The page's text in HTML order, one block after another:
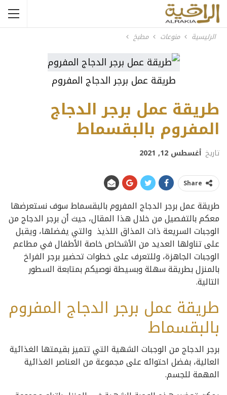
الرئيسية منوعات مطبخ
طريقة عمل برجر الدجاج المفروم
طريقة عمل برجر الدجاج
المفروم بالبقسماط
تاريخ أغسطس 12, 2021
Share
طريقة عمل برجر الدجاج المفروم بالبقسماط سوف نستعرضها
معكم بالتفصيل من خلال هذا المقال، حيث أن برجر الدجاج من
الوجبات السريعة ذات المذاق اللذيذ والتي يفضلها، ويقبل
على تناولها العديد من الأشخاص خاصة الأطفال في مطاعم
الوجبات الجاهزة، وللتعرف على خطوات تحضير برجر الفراخ
بالمنزل بطريقة سهلة وبسيطة نوصيكم بمتابعة السطور
التالية.
طريقة عمل برجر الدجاج المفروم
بالبقسماط
برجر الدجاج من الوجبات الشهية التي تتميز بقيمتها الغذائية
العالية، بفضل احتوائه على مجموعة من العناصر الغذائية
المهمة للجسم.